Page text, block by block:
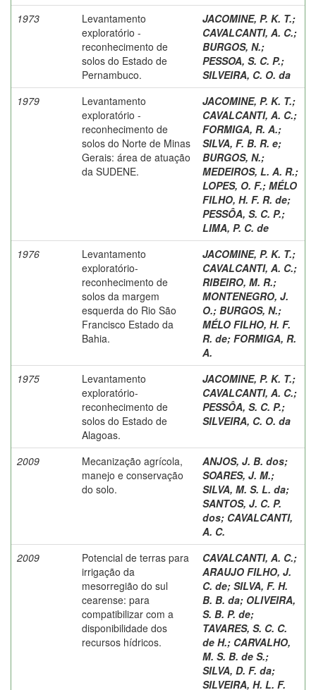
1973
Levantamento
exploratório -
reconhecimento de
solos do Estado de
Pernambuco.
JACOMINE, P. K. T.;
CAVALCANTI, A. C.;
BURGOS, N.;
PESSOA, S. C. P.;
SILVEIRA, C. O. da
1979
Levantamento
exploratório -
reconhecimento de
solos do Norte de Minas
Gerais: área de atuação
da SUDENE.
JACOMINE, P. K. T.;
CAVALCANTI, A. C.;
FORMIGA, R. A.;
SILVA, F. B. R. e;
BURGOS, N.;
MEDEIROS, L. A. R.;
LOPES, O. F.; MÉLO
FILHO, H. F. R. de;
PESSÔA, S. C. P.;
LIMA, P. C. de
1976
Levantamento
exploratório-
reconhecimento de
solos da margem
esquerda do Rio São
Francisco Estado da
Bahia.
JACOMINE, P. K. T.;
CAVALCANTI, A. C.;
RIBEIRO, M. R.;
MONTENEGRO, J.
O.; BURGOS, N.;
MÉLO FILHO, H. F.
R. de; FORMIGA, R.
A.
1975
Levantamento
exploratório-
reconhecimento de
solos do Estado de
Alagoas.
JACOMINE, P. K. T.;
CAVALCANTI, A. C.;
PESSÔA, S. C. P.;
SILVEIRA, C. O. da
2009
Mecanização agrícola,
manejo e conservação
do solo.
ANJOS, J. B. dos;
SOARES, J. M.;
SILVA, M. S. L. da;
SANTOS, J. C. P.
dos; CAVALCANTI,
A. C.
2009
Potencial de terras para
irrigação da
mesorregião do sul
cearense: para
compatibilizar com a
disponibilidade dos
recursos hídricos.
CAVALCANTI, A. C.;
ARAUJO FILHO, J.
C. de; SILVA, F. H.
B. B. da; OLIVEIRA,
S. B. P. de;
TAVARES, S. C. C.
de H.; CARVALHO,
M. S. B. de S.;
SILVA, D. F. da;
SILVEIRA, H. L. F.